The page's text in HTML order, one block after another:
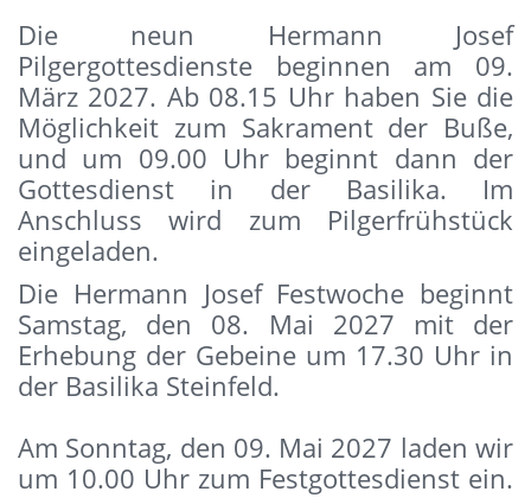
Die neun Hermann Josef
Pilgergottesdienste beginnen am 09.
März 2027. Ab 08.15 Uhr haben Sie die
Möglichkeit zum Sakrament der Buße,
und um 09.00 Uhr beginnt dann der
Gottesdienst in der Basilika. Im
Anschluss wird zum Pilgerfrühstück
eingeladen.
Die Hermann Josef Festwoche beginnt
Samstag, den 08. Mai 2027 mit der
Erhebung der Gebeine um 17.30 Uhr in
der Basilika Steinfeld.
Am Sonntag, den 09. Mai 2027 laden wir
um 10.00 Uhr zum Festgottesdienst ein.